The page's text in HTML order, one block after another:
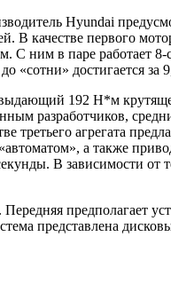
Hyundai
В качестве первого
ним в паре работает
«сотни» достигается за
192 Н*м
разработчиков,
третьего агрегата
а также
В зависимости от
Передняя предполагает
представлена